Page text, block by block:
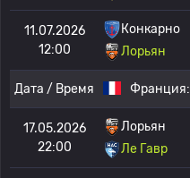
11.07.2026
12:00
Конкарно
Лорьян
Дата / Время Франция:
17.05.2026
22:00
Лорьян
Ле Гавр